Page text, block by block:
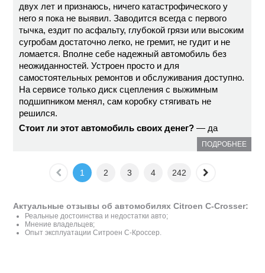
двух лет и признаюсь, ничего катастрофического у
него я пока не выявил. Заводится всегда с первого
тычка, ездит по асфальту, глубокой грязи или высоким
сугробам достаточно легко, не гремит, не гудит и не
ломается. Вполне себе надежный автомобиль без
неожиданностей. Устроен просто и для
самостоятельных ремонтов и обслуживания доступно.
На сервисе только диск сцепления с выжимным
подшипником менял, сам коробку стягивать не
решился.
Стоит ли этот автомобиль своих денег? — да
ПОДРОБНЕЕ
1 2 3 4 242
Актуальные отзывы об автомобилях Citroen C-Crosser:
Реальные достоинства и недостатки авто;
Мнение владельцев;
Опыт эксплуатации Ситроен С-Кроссер.